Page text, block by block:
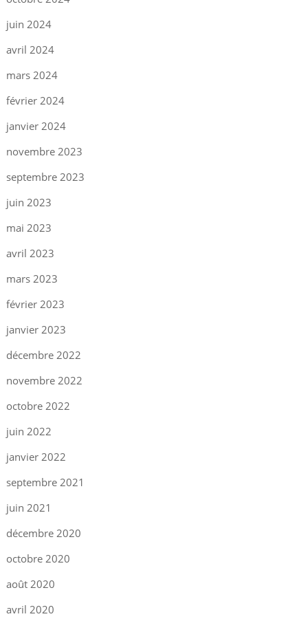
juin 2024
avril 2024
mars 2024
février 2024
janvier 2024
novembre 2023
septembre 2023
juin 2023
mai 2023
avril 2023
mars 2023
février 2023
janvier 2023
décembre 2022
novembre 2022
octobre 2022
juin 2022
janvier 2022
septembre 2021
juin 2021
décembre 2020
octobre 2020
août 2020
avril 2020